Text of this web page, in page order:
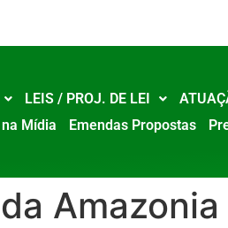
LEIS / PROJ. DE LEI
Mídia
Emendas Propostas